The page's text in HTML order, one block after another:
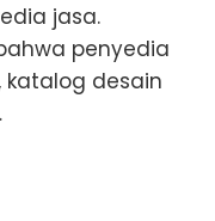
jasa.
penyedia
desain